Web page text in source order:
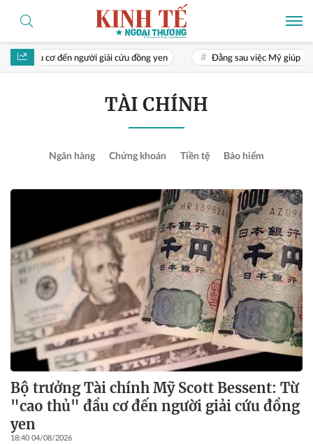
đến người giải cứu đồng yen Đằng sau việc Mỹ giúp Nhật Bản
TÀI CHÍNH
Ngân hàng Chứng khoán Tiền tệ Bảo hiểm
Bộ trưởng Tài chính Mỹ Scott Bessent: Từ
"cao thủ" đầu cơ đến người giải cứu đồng
yen
18:40 04/08/2026